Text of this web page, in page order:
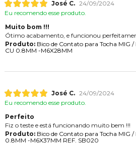
José C. 24/09/2024
Eu recomendo esse produto.
Muito bom !!!
Ótimo acabamento, e funcionou
Produto:Bico de Contato para Tocha MIG /
CU 0.8MM -M6X28MM
José C. 24/09/2024
Eu recomendo esse produto.
Perfeito
Fiz o teste e está funcionando muito bem !!!
Produto:Bico de Contato para Tocha MIG /
0.8MM -M6X37MM REF. SB020